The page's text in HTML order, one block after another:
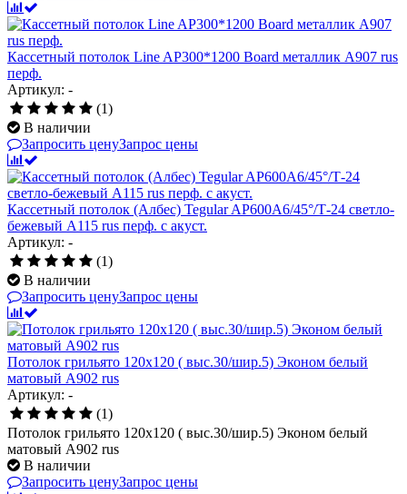
Кассетный потолок Line AP300*1200 Board металлик А907 rus
перф.
Артикул: -
(1)
В наличии
Запросить ценуЗапрос цены
Кассетный потолок (Албес) Tegular AP600A6/45°/Т-24 светло-
бежевый А115 rus перф. с акуст.
Артикул: -
(1)
В наличии
Запросить ценуЗапрос цены
Потолок грильято 120х120 ( выс.30/шир.5) Эконом белый
матовый А902 rus
Артикул: -
(1)
Потолок грильято 120х120 ( выс.30/шир.5) Эконом белый
матовый А902 rus
В наличии
Запросить ценуЗапрос цены